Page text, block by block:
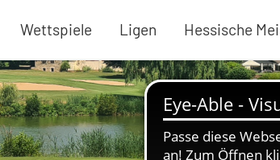
Wettspiele Ligen Hessische